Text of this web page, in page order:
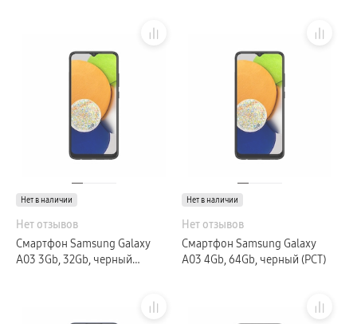
Акустические системы
сплит
Аксессуары
Поисковые трекеры
Чехлы
Защитные стекла
Зарядные устройства
Карты памяти и флэш-накопители
Кабели и переходники
Автомобильные держатели
Ремешки для часов
Аксессуары для телевизоров
Аксессуары для проекторов
Клавиатуры для планшетов
Клавиатуры
Нет в наличии
Нет отзывов
Смартфон Samsung Galaxy
A03 3Gb, 32Gb, черный
Нет в наличии
Нет отзывов
Смартфон Samsung Galaxy
A03 4Gb, 64Gb, черный (РСТ)